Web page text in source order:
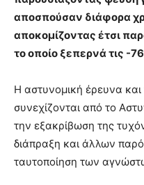
αποσπούσαν διάφορα
αποκομίζοντας έτσι
το οποίο ξεπερνά τις -
Η αστυνομική έρευνα
συνεχίζονται από το
την εξακρίβωση της
διάπραξη και άλλων
ταυτοποίηση των